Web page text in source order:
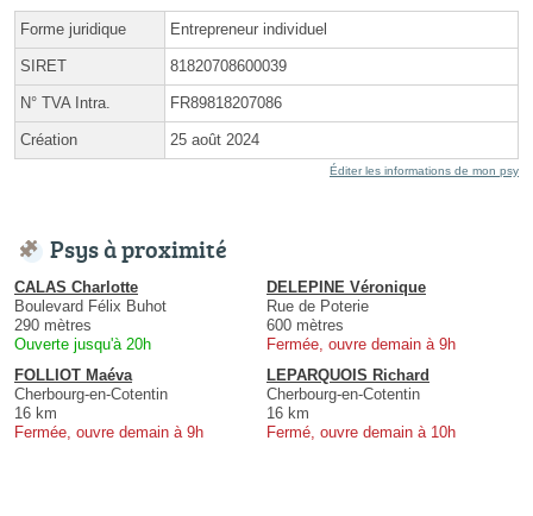
Forme juridique Entrepreneur individuel
SIRET 81820708600039
N° TVA Intra. FR89818207086
Création 25 août 2024
Éditer les informations de mon psy
Psys à proximité
CALAS Charlotte
Boulevard Félix Buhot
290 mètres
Ouverte jusqu'à 20h
DELEPINE Véronique
Rue de Poterie
600 mètres
Fermée, ouvre demain à 9h
FOLLIOT Maéva
Cherbourg-en-Cotentin
16 km
Fermée, ouvre demain à 9h
LEPARQUOIS Richard
Cherbourg-en-Cotentin
16 km
Fermé, ouvre demain à 10h